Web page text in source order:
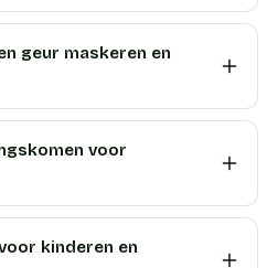
geur maskeren en
voor
kinderen en